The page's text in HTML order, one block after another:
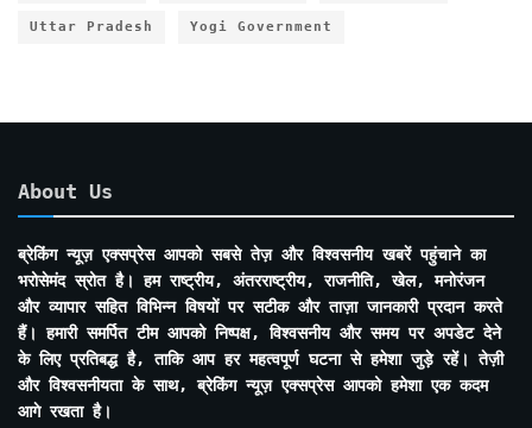
Uttar Pradesh Yogi Government
About Us
ब्रेकिंग न्यूज़ एक्सप्रेस आपको सबसे तेज़ और विश्वसनीय खबरें पहुंचाने का
भरोसेमंद स्रोत है। हम राष्ट्रीय, अंतरराष्ट्रीय, राजनीति, खेल, मनोरंजन
और व्यापार सहित विभिन्न विषयों पर सटीक और ताज़ा जानकारी प्रदान करते
हैं। हमारी समर्पित टीम आपको निष्पक्ष, विश्वसनीय और समय पर अपडेट देने
के लिए प्रतिबद्ध है, ताकि आप हर महत्वपूर्ण घटना से हमेशा जुड़े रहें। तेज़ी
और विश्वसनीयता के साथ, ब्रेकिंग न्यूज़ एक्सप्रेस आपको हमेशा एक कदम
आगे रखता है।